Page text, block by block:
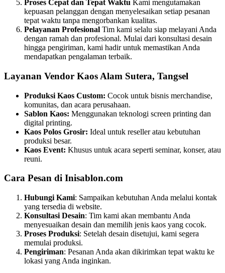
Proses Cepat dan Tepat Waktu Kami mengutamakan
kepuasan pelanggan dengan menyelesaikan setiap pesanan
tepat waktu tanpa mengorbankan kualitas.
Pelayanan Profesional Tim kami selalu siap melayani Anda
dengan ramah dan profesional. Mulai dari konsultasi desain
hingga pengiriman, kami hadir untuk memastikan Anda
mendapatkan pengalaman terbaik.
Layanan Vendor Kaos Alam Sutera, Tangsel
Produksi Kaos Custom: Cocok untuk bisnis merchandise,
komunitas, dan acara perusahaan.
Sablon Kaos: Menggunakan teknologi screen printing dan
digital printing.
Kaos Polos Grosir: Ideal untuk reseller atau kebutuhan
produksi besar.
Kaos Event: Khusus untuk acara seperti seminar, konser, atau
reuni.
Cara Pesan di Inisablon.com
Hubungi Kami: Sampaikan kebutuhan Anda melalui kontak
yang tersedia di website.
Konsultasi Desain: Tim kami akan membantu Anda
menyesuaikan desain dan memilih jenis kaos yang cocok.
Proses Produksi: Setelah desain disetujui, kami segera
memulai produksi.
Pengiriman: Pesanan Anda akan dikirimkan tepat waktu ke
lokasi yang Anda inginkan.